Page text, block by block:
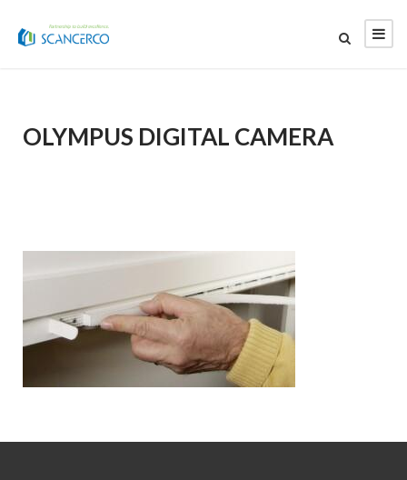
OLYMPUS DIGITAL CAMERA